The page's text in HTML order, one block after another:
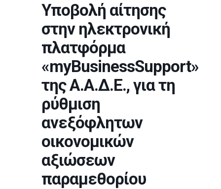
Υποβολή αίτησης
στην ηλεκτρονική
πλατφόρμα
«myBusinessSupport»
της Α.Α.Δ.Ε., για τη
ρύθμιση
ανεξόφλητων
οικονομικών
αξιώσεων
παραμεθορίου